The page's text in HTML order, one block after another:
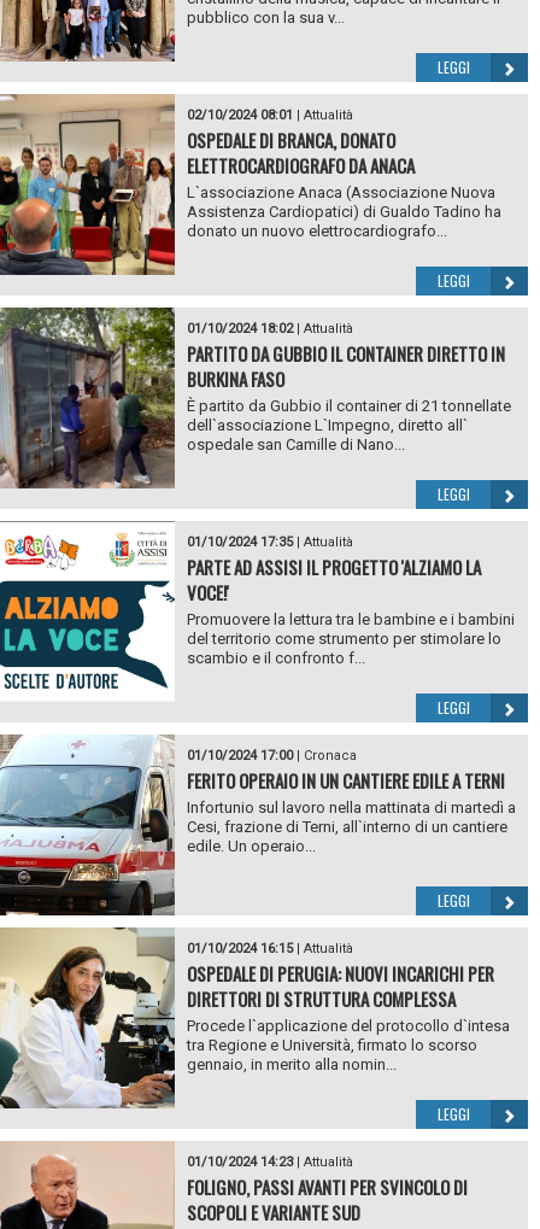
pubblico con la sua v...
LEGGI
02/10/2024 08:01 Attualità
OSPEDALE DI BRANCA, DONATO
ELETTROCARDIOGRAFO DA ANACA
L`associazione Anaca (Associazione Nuova
Assistenza Cardiopatici) di Gualdo Tadino ha
donato un nuovo elettrocardiografo...
LEGGI
01/10/2024 18:02| Attualità
PARTITO DA GUBBIO IL CONTAINER DIRETTO IN
BURKINA FASO
È partito da Gubbio il container di 21 tonnellate
dell`associazione L`Impegno, diretto all`
ospedale san Camille di Nano...
LEGGI
01/10/2024 17:35| Attualità
PARTE AD ASSISI IL PROGETTO 'ALZIAMO LA
VOCE!'
Promuovere la lettura tra le bambine e i bambini
del territorio come strumento per stimolare lo
scambio e il confronto f...
LEGGI
01/10/2024 17:00| Cronaca
FERITO OPERAIO IN UN CANTIERE EDILE A TERNI
Infortunio sul lavoro nella mattinata di martedì a
Cesi, frazione di Terni, all`interno di un cantiere
edile. Un operaio...
LEGGI
01/10/2024 16:15| Attualità
OSPEDALE DI PERUGIA: NUOVI INCARICHI PER
DIRETTORI DI STRUTTURA COMPLESSA
Procede l`applicazione del protocollo d`intesa
tra Regione e Università, firmato lo scorso
gennaio, in merito alla nomin...
LEGGI
01/10/2024 14:23| Attualità
FOLIGNO, PASSI AVANTI PER SVINCOLO DI
SCOPOLI E VARIANTE SUD